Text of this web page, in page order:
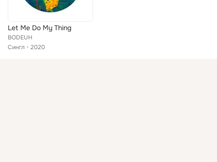
Let Me Do My Thing
BODEUH
Сингл
2020